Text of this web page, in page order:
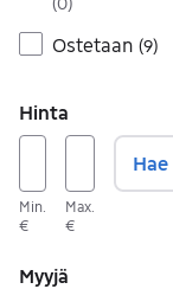
Ostetaan (9)
Hinta
Min.
€
Max.
€
Hae
Myyjä